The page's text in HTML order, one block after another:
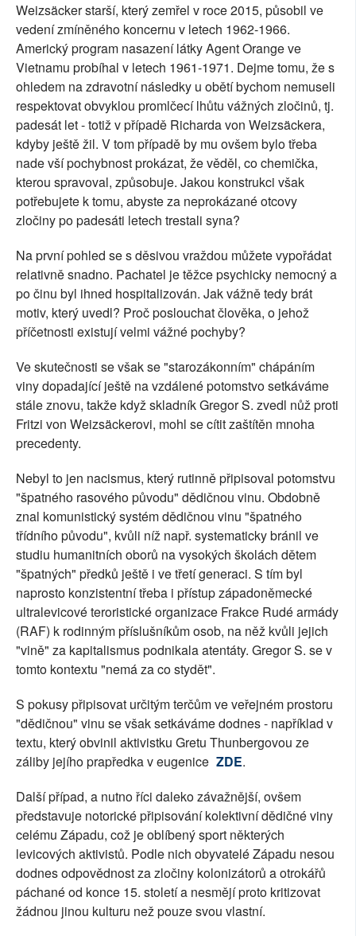
Weizsäcker starší, který zemřel v roce 2015, působil ve
vedení zmíněného koncernu v letech 1962-1966.
Americký program nasazení látky Agent Orange ve
Vietnamu probíhal v letech 1961-1971. Dejme tomu, že s
ohledem na zdravotní následky u obětí bychom nemuseli
respektovat obvyklou promlčecí lhůtu vážných zločinů, tj.
padesát let - totiž v případě Richarda von Weizsäckera,
kdyby ještě žil. V tom případě by mu ovšem bylo třeba
nade vší pochybnost prokázat, že věděl, co chemička,
kterou spravoval, způsobuje. Jakou konstrukci však
potřebujete k tomu, abyste za neprokázané otcovy
zločiny po padesáti letech trestali syna?
Na první pohled se s děsivou vraždou můžete vypořádat
relativně snadno. Pachatel je těžce psychicky nemocný a
po činu byl ihned hospitalizován. Jak vážně tedy brát
motiv, který uvedl? Proč poslouchat člověka, o jehož
příčetnosti existují velmi vážné pochyby?
Ve skutečnosti se však se "starozákonním" chápáním
viny dopadající ještě na vzdálené potomstvo setkáváme
stále znovu, takže když skladník Gregor S. zvedl nůž proti
Fritzi von Weizsäckerovi, mohl se cítit zaštítěn mnoha
precedenty.
Nebyl to jen nacismus, který rutinně připisoval potomstvu
"špatného rasového původu" dědičnou vinu. Obdobně
znal komunistický systém dědičnou vinu "špatného
třídního původu", kvůli níž např. systematicky bránil ve
studiu humanitních oborů na vysokých školách dětem
"špatných" předků ještě i ve třetí generaci. S tím byl
naprosto konzistentní třeba i přístup západoněmecké
ultralevicové teroristické organizace Frakce Rudé armády
(RAF) k rodinným příslušníkům osob, na něž kvůli jejich
"vině" za kapitalismus podnikala atentáty. Gregor S. se v
tomto kontextu "nemá za co stydět".
S pokusy připisovat určitým terčům ve veřejném prostoru
"dědičnou" vinu se však setkáváme dodnes - například v
textu, který obvinil aktivistku Gretu Thunbergovou ze
záliby jejího prapředka v eugenice ZDE.
Další případ, a nutno říci daleko závažnější, ovšem
představuje notorické připisování kolektivní dědičné viny
celému Západu, což je oblíbený sport některých
levicových aktivistů. Podle nich obyvatelé Západu nesou
dodnes odpovědnost za zločiny kolonizátorů a otrokářů
páchané od konce 15. století a nesmějí proto kritizovat
žádnou jinou kulturu než pouze svou vlastní.